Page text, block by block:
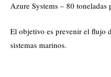
Azure Systems – 80 toneladas
El objetivo es prevenir el flujo
sistemas marinos.